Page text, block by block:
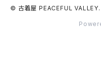
半袖シャツ / ブラウス
タンクトップ
© 古着屋 PEACEFUL